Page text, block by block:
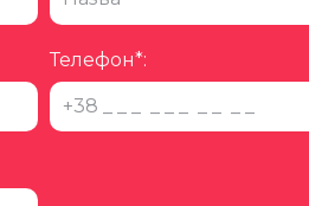
Телефон*: